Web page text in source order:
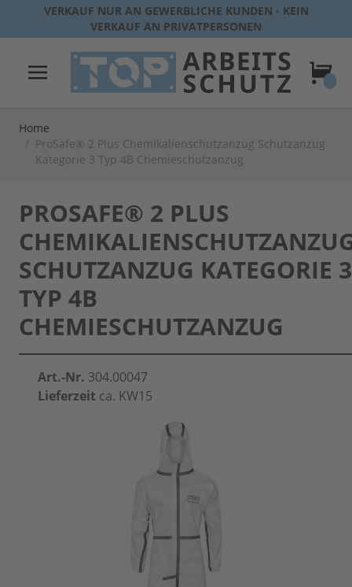
Direkt zum Inhalt
VERKAUF NUR AN GEWERBLICHE KUNDEN - KEIN
VERKAUF AN PRIVATPERSONEN
Home
/ ProSafe® 2 Plus Chemikalienschutzanzug Schutzanzug
Kategorie 3 Typ 4B Chemieschutzanzug
PROSAFE® 2 PLUS
SCHUTZANZUG KATEGORIE 3
TYP 4B
CHEMIESCHUTZANZUG
Art.-Nr. 304.00047
Lieferzeit ca. KW15